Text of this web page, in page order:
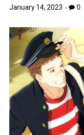
January 14, 2023 0